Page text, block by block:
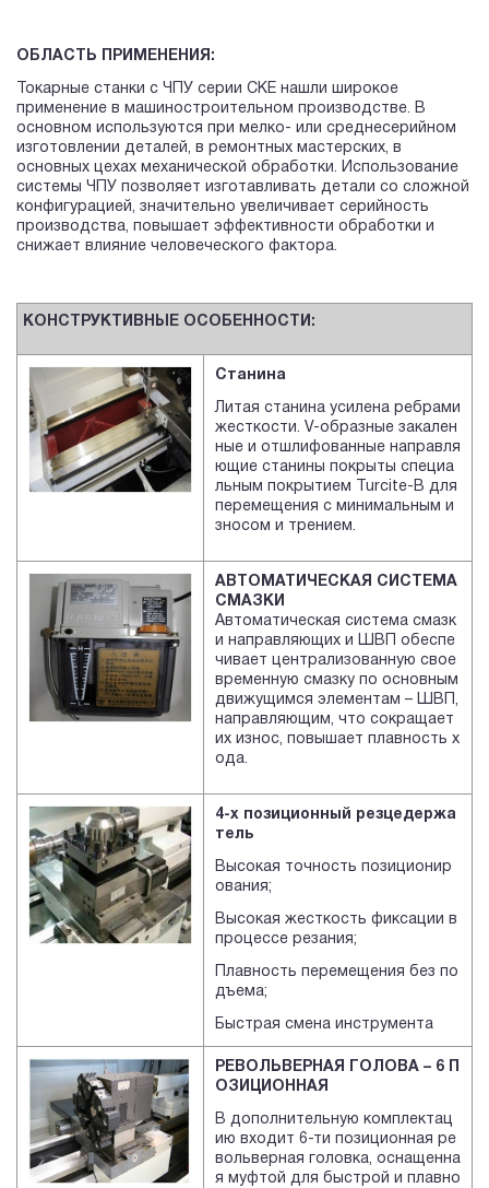
ОБЛАСТЬ ПРИМЕНЕНИЯ:
Токарные станки с ЧПУ серии CKE нашли широкое
применение в машиностроительном производстве. В
основном используются при мелко- или среднесерийном
изготовлении деталей, в ремонтных мастерских, в
основных цехах механической обработки. Использование
системы ЧПУ позволяет изготавливать детали со сложной
конфигурацией, значительно увеличивает серийность
производства, повышает эффективности обработки и
снижает влияние человеческого фактора.
КОНСТРУКТИВНЫЕ ОСОБЕННОСТИ:
Станина
Литая станина усилена ребрами
жесткости. V-образные закален
ные и отшлифованные направля
ющие станины покрыты специа
льным покрытием Turcite-B для
перемещения с минимальным и
зносом и трением.
АВТОМАТИЧЕСКАЯ СИСТЕМА
СМАЗКИ
Автоматическая система смазк
и направляющих и ШВП обеспе
чивает централизованную свое
временную смазку по основным
движущимся элементам – ШВП,
направляющим, что сокращает
их износ, повышает плавность х
ода.
4-х позиционный резцедержа
тель
Высокая точность позиционир
ования;
Высокая жесткость фиксации в
процессе резания;
Плавность перемещения без по
дъема;
Быстрая смена инструмента
РЕВОЛЬВЕРНАЯ ГОЛОВА – 6 П
ОЗИЦИОННАЯ
В дополнительную комплектац
ию входит 6-ти позиционная ре
вольверная головка, оснащенна
я муфтой для быстрой и плавно